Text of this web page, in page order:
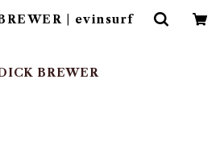
| evinsurf
BREWER